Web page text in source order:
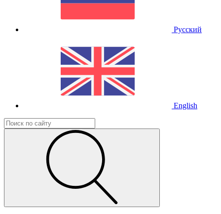
Русский
English